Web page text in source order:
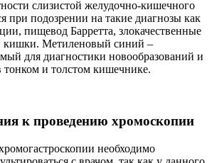
слизистой желудочно-кишечного
при подозрении на такие диагнозы как
пищевод Барретта, злокачественные
кишки. Метиленовый синий –
для диагностики новообразований и
тонком и толстом кишечнике.
к проведению хромоскопии
необходимо